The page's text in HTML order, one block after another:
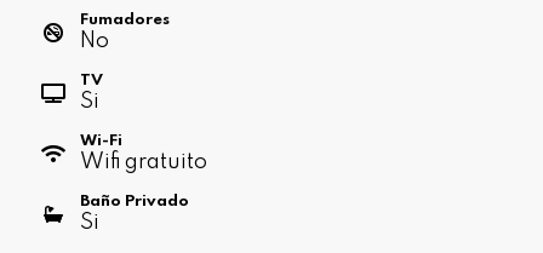
Fumadores
No
TV
Si
Wi-Fi
Wifi gratuito
Baño Privado
Si